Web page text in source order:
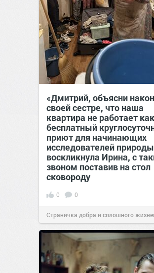
«Дмитрий, объясни
своей сестре, что наша
квартира не работает как
бесплатный
приют для начинающих
исследователей
воскликнула Ирина, с
звоном поставив на стол
сковороду
0 0
Страничка добра и сплошного
позитива!00:2807 авг 2026